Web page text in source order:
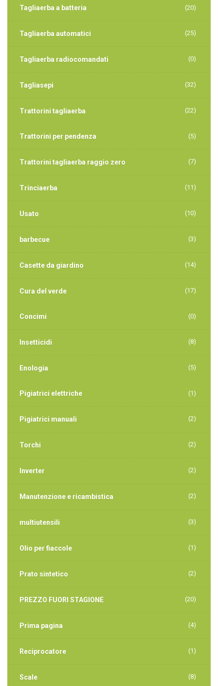
Tagliaerba a batteria (20)
Tagliaerba automatici (25)
Tagliaerba radiocomandati (0)
Tagliasepi (32)
Trattorini tagliaerba (22)
Trattorini per pendenza (5)
Trattorini tagliaerba raggio zero (7)
Trinciaerba (11)
Usato (10)
barbecue (3)
Casette da giardino (14)
Cura del verde (17)
Concimi (0)
Insetticidi (8)
Enologia (5)
Pigiatrici elettriche (1)
Pigiatrici manuali (2)
Torchi (2)
Inverter (2)
Manutenzione e ricambistica (2)
multiutensili (3)
Olio per fiaccole (1)
Prato sintetico (2)
PREZZO FUORI STAGIONE (20)
Prima pagina (4)
Reciprocatore (1)
Scale (8)